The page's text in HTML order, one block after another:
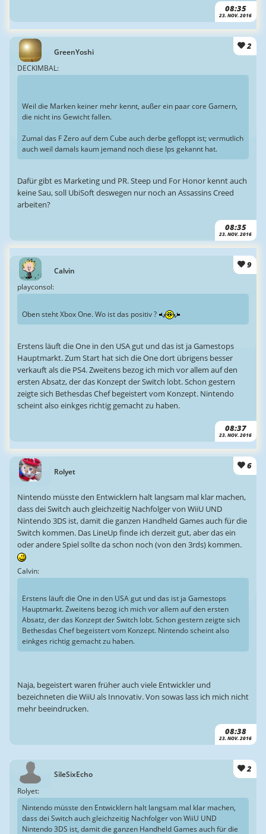
08:35
23. NOV. 2016
GreenYoshi
2
08:35
23. NOV. 2016
DECKIMBAL:
Weil die Marken keiner mehr kennt, außer ein paar core Gamern,
die nicht ins Gewicht fallen.
Zumal das F Zero auf dem Cube auch derbe gefloppt ist; vermutlich
auch weil damals kaum jemand noch diese Ips gekannt hat.
Dafür gibt es Marketing und PR. Steep und For Honor kennt auch
keine Sau, soll UbiSoft deswegen nur noch an Assassins Creed
arbeiten?
Calvin
9
08:37
23. NOV. 2016
playconsol:
Oben steht Xbox One. Wo ist das positiv ?
Erstens läuft die One in den USA gut und das ist ja Gamestops
Hauptmarkt. Zum Start hat sich die One dort übrigens besser
verkauft als die PS4. Zweitens bezog ich mich vor allem auf den
ersten Absatz, der das Konzept der Switch lobt. Schon gestern
zeigte sich Bethesdas Chef begeistert vom Konzept. Nintendo
scheint also einkges richtig gemacht zu haben.
Rolyet
6
08:38
23. NOV. 2016
Nintendo müsste den Entwicklern halt langsam mal klar machen,
dass dei Switch auch gleichzeitig Nachfolger von WiiU UND
Nintendo 3DS ist, damit die ganzen Handheld Games auch für die
Switch kommen. Das LineUp finde ich derzeit gut, aber das ein
oder andere Spiel sollte da schon noch (von den 3rds) kommen.
Calvin:
Erstens läuft die One in den USA gut und das ist ja Gamestops
Hauptmarkt. Zweitens bezog ich mich vor allem auf den ersten
Absatz, der das Konzept der Switch lobt. Schon gestern zeigte sich
Bethesdas Chef begeistert vom Konzept. Nintendo scheint also
einkges richtig gemacht zu haben.
Naja, begeistert waren früher auch viele Entwickler und
bezeichneten die WiiU als Innovativ. Von sowas lass ich mich nicht
mehr beeindrucken.
SileSixEcho 2
Rolyet:
Nintendo müsste den Entwicklern halt langsam mal klar machen,
dass dei Switch auch gleichzeitig Nachfolger von WiiU UND
Nintendo 3DS ist, damit die ganzen Handheld Games auch für die